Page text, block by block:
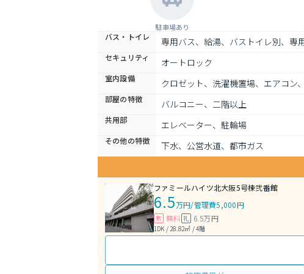
駐車場あり
バス・トイレ 専用バス、給湯、バストイレ別、専
セキュリティ オートロック
室内設備 クロゼット、洗濯機置場、エアコン
部屋の特徴 バルコニー、二階以上
共用部 エレベーター、駐輪場
その他の特徴
下水、公営水道、都市ガス
ファミールハイツ北大阪5号棟弐番館
6.5万円/管理費5,000円
敷 無料 礼 6.5万円
1DK / 28.82㎡ / 4階